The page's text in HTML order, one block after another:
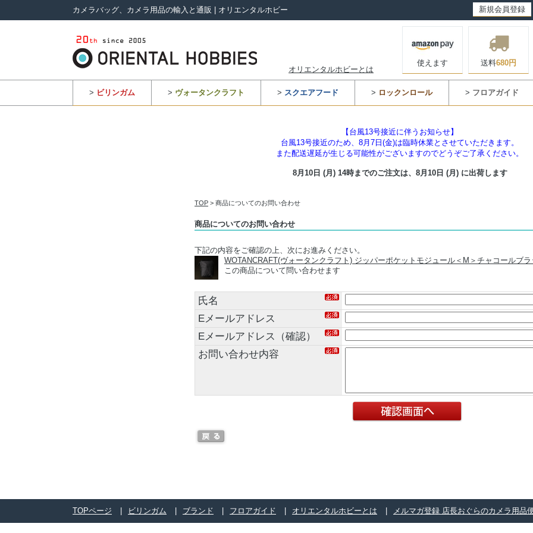
カメラバッグ、カメラ用品の輸入と通販 | オリエンタルホビー 新規会員登録
オリエンタルホビーとは
使えます 送料680円
> ビリンガム > ヴォータンクラフト > スクエアフード > ロックンロール > フロアガイド
【台風13号接近に伴うお知らせ】
台風13号接近のため、8月7日(金)は臨時休業とさせていただきます。
また配送遅延が生じる可能性がございますのでどうぞご了承ください。
8月10日 (月) 14時までのご注文は、 8月10日 (月) に出荷します
TOP > 商品についてのお問い合わせ
商品についてのお問い合わせ
下記の内容をご確認の上、次にお進みください。
WOTANCRAFT(ヴォータンクラフト) ジッパーポケットモジュール＜M＞チャコールブラ
この商品について問い合わせます
氏名
Eメールアドレス
Eメールアドレス（確認）
お問い合わせ内容
TOPページ ビリンガム ブランド フロアガイド オリエンタルホビーとは メルマガ登録 店長おぐらのカメラ用品